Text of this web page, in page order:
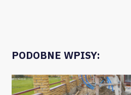
PODOBNE WPISY: